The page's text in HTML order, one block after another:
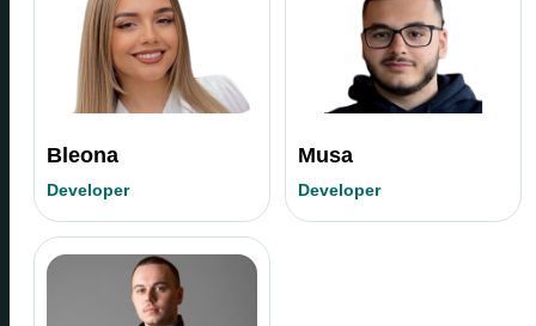
Bleona
Developer
Musa
Developer